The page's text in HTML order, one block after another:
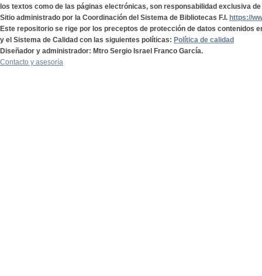
los textos como de las páginas electrónicas, son responsabilidad exclusiva
Sitio administrado por la Coordinación del Sistema de Bibliotecas F.I. https://
Este repositorio se rige por los preceptos de protección de datos contenidos
y el Sistema de Calidad con las siguientes políticas: Política de calidad
Diseñador y administrador: Mtro Sergio Israel Franco García.
Contacto y asesoría